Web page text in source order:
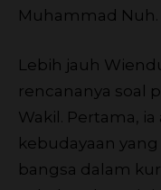
Muhammad Nuh.
Lebih jauh
rencananya soal
Wakil. Pertama,
kebudayaan
bangsa dalam